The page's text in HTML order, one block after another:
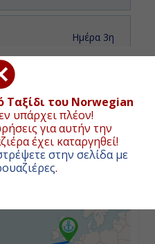
Ταξίδι του Norwegian
υπάρχει πλέον!
για αυτήν την
έχει καταργηθεί!
στην σελίδα με
.
Ημέρα 3η
-
2888ναυτικά μίλια